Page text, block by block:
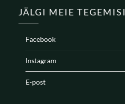
JÄLGI MEIE TEGEMISI
Facebook
Instagram
E-post